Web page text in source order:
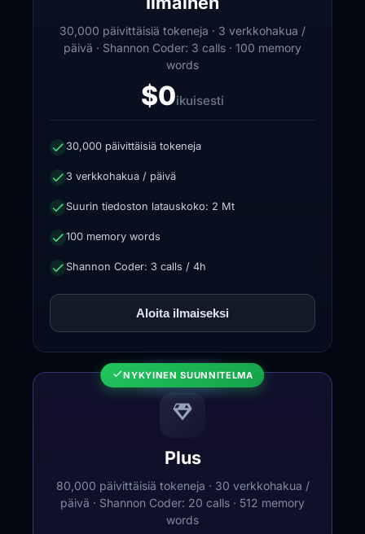
30,000 päivittäisiä tokeneja · 3 verkkohakua /
päivä · Shannon Coder: 3 calls · 100 memory
words
$0ikuisesti
30,000 päivittäisiä tokeneja
3 verkkohakua / päivä
Suurin tiedoston latauskoko: 2 Mt
100 memory words
Shannon Coder: 3 calls / 4h
Aloita ilmaiseksi
★SUOSITUIN
NYKYINEN SUUNNITELMA
Plus
80,000 päivittäisiä tokeneja · 30 verkkohakua /
päivä · Shannon Coder: 20 calls · 512 memory
words